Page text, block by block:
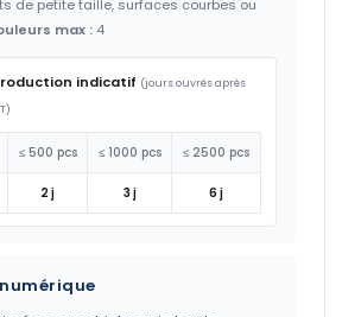
de petite taille, surfaces courbes ou
max : 4
indicatif (jours ouvrés après
≤ 500 pcs ≤ 1000 pcs ≤ 2500 pcs
2 j 3 j 6 j